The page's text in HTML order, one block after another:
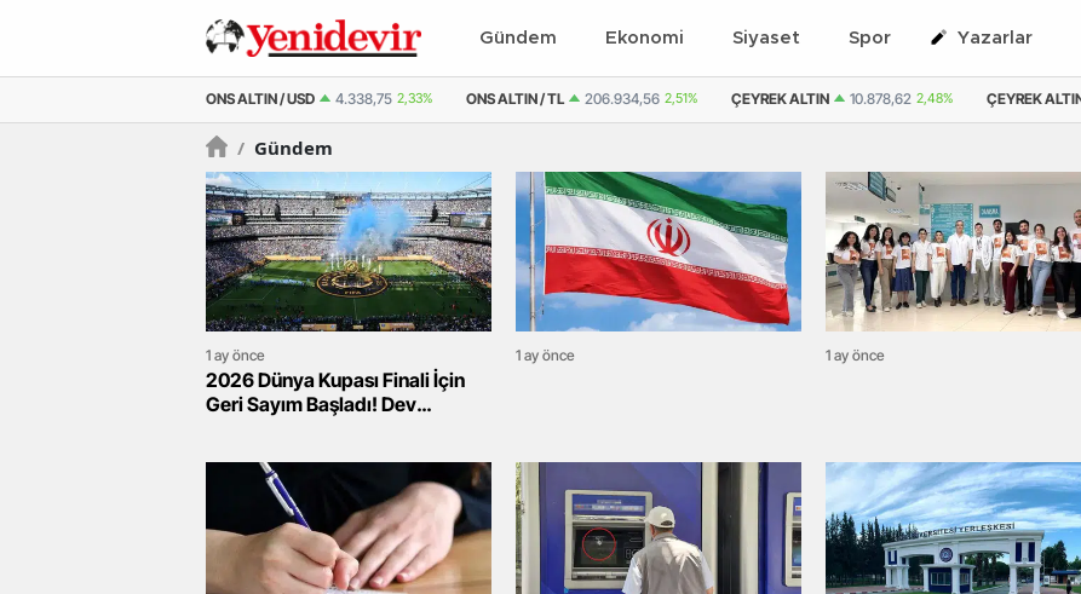
Gündem Ekonomi Siyaset Spor Yazarlar
4.338,75 2,33% ONS ALTIN / TL 206.934,56 2,51% ÇEYREK ALTIN 10.878,62 2,48% ÇEYREK ALTIN ( KAPALI ÇARŞI )
/ Gündem
1 ay önce
2026 Dünya Kupası Finali İçin
Geri Sayım Başladı! Dev
1 ay önce 1 ay önce